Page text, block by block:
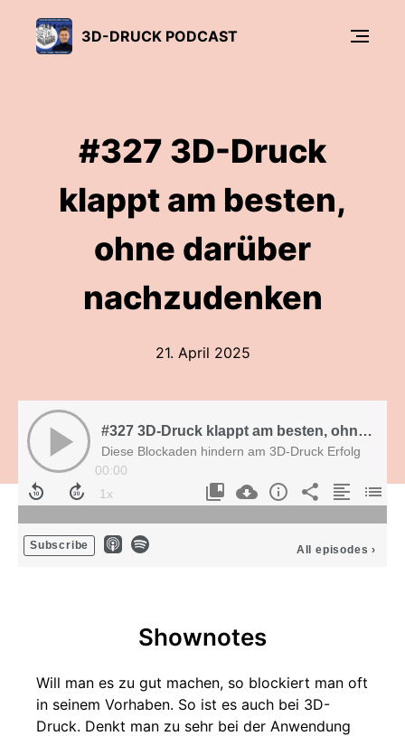
3D-DRUCK PODCAST
#327 3D-Druck
klappt am besten,
ohne darüber
nachzudenken
21. April 2025
#327 3D-Druck klappt am besten, ohne darüber nachzudenken
Diese Blockaden hindern am 3D-Druck Erfolg
00:00
Subscribe All episodes ›
Shownotes
Will man es zu gut machen, so blockiert man oft
in seinem Vorhaben. So ist es auch bei 3D-
Druck. Denkt man zu sehr bei der Anwendung